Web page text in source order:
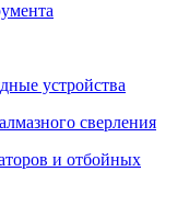
устройства
сверления
и отбойных